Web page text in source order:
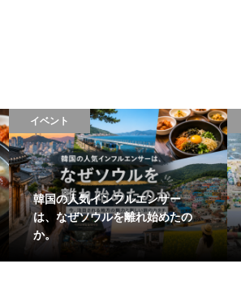
イベント
韓国の人気インフルエンサー
は、なぜソウルを離れ始めたの
か。